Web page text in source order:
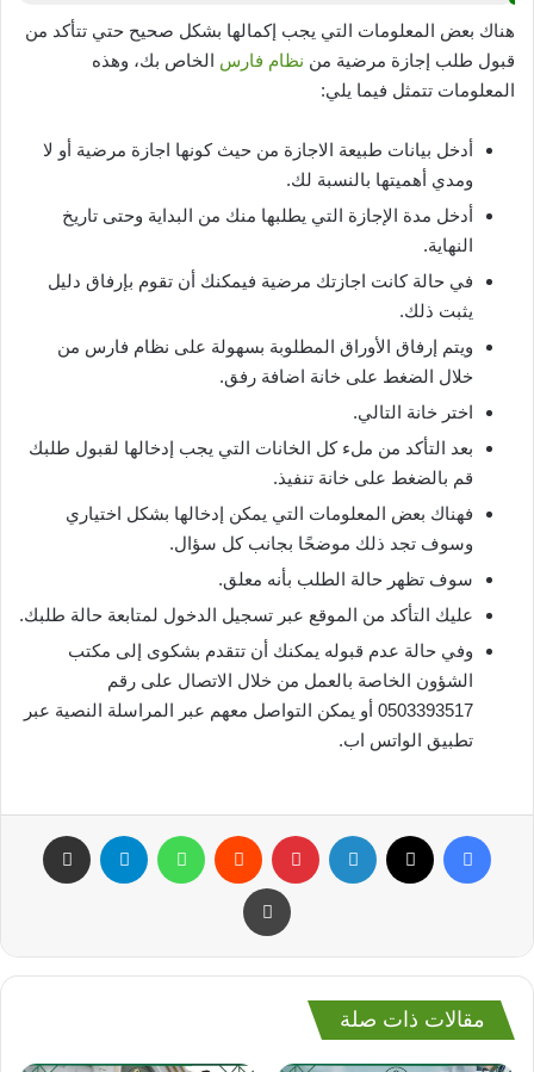
هناك بعض المعلومات التي يجب إكمالها بشكل صحيح حتي تتأكد من
قبول طلب إجازة مرضية من نظام فارس الخاص بك، وهذه
المعلومات تتمثل فيما يلي:
أدخل بيانات طبيعة الاجازة من حيث كونها اجازة مرضية أو لا
ومدي أهميتها بالنسبة لك.
أدخل مدة الإجازة التي يطلبها منك من البداية وحتى تاريخ
النهاية.
في حالة كانت اجازتك مرضية فيمكنك أن تقوم بإرفاق دليل
يثبت ذلك.
ويتم إرفاق الأوراق المطلوبة بسهولة على نظام فارس من
خلال الضغط على خانة اضافة رفق.
اختر خانة التالي.
بعد التأكد من ملء كل الخانات التي يجب إدخالها لقبول طلبك
قم بالضغط على خانة تنفيذ.
فهناك بعض المعلومات التي يمكن إدخالها بشكل اختياري
وسوف تجد ذلك موضحًا بجانب كل سؤال.
سوف تظهر حالة الطلب بأنه معلق.
عليك التأكد من الموقع عبر تسجيل الدخول لمتابعة حالة طلبك.
وفي حالة عدم قبوله يمكنك أن تتقدم بشكوى إلى مكتب
الشؤون الخاصة بالعمل من خلال الاتصال على رقم
0503393517 أو يمكن التواصل معهم عبر المراسلة النصية عبر
تطبيق الواتس اب.
فيسبوك لينكدإن بينتيريست واتساب تيلقرام
طباعة
مقالات ذات صلة